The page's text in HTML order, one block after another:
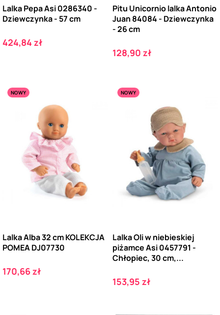
Lalka Pepa Asi 0286340 -
Dziewczynka - 57 cm
Cena
424,84 zł
Pitu Unicornio lalka Antonio
Juan 84084 - Dziewczynka
- 26 cm
Cena
128,90 zł
NOWY
Lalka Alba 32 cm KOLEKCJA
POMEA DJ07730
Cena
170,66 zł
NOWY
Lalka Oli w niebieskiej
piżamce Asi 0457791 -
Chłopiec, 30 cm,...
Cena
153,95 zł